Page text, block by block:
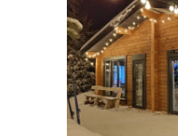
Политика
конфиденциальности